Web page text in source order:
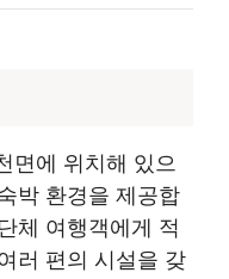
면에 위치해 있으
박 환경을 제공합
체 여행객에게 적
러 편의 시설을 갖